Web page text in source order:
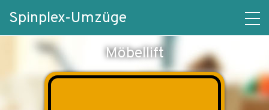
Spinplex-Umzüge
Möbellift